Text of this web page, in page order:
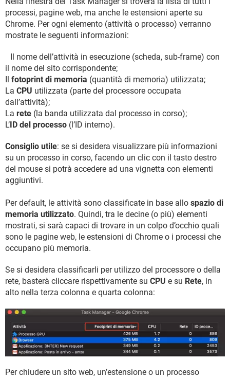
processi, pagine web, ma anche le estensioni aperte su
Chrome. Per ogni elemento (attività o processo) verranno
mostrate le seguenti informazioni:
Il nome dell’attività in esecuzione (scheda, sub-frame) con
il nome del sito corrispondente;
Il fotoprint di memoria (quantità di memoria) utilizzata;
La CPU utilizzata (parte del processore occupata
dall’attività);
La rete (la banda utilizzata dal processo in corso);
L’ID del processo (l’ID interno).
Consiglio utile: se si desidera visualizzare più informazioni
su un processo in corso, facendo un clic con il tasto destro
del mouse si potrà accedere ad una vignetta con elementi
aggiuntivi.
Per default, le attività sono classificate in base allo spazio di
memoria utilizzato. Quindi, tra le decine (o più) elementi
mostrati, si sarà capaci di trovare in un colpo d’occhio quali
sono le pagine web, le estensioni di Chrome o i processi che
occupano più memoria.
Se si desidera classificarli per utilizzo del processore o della
rete, basterà cliccare rispettivamente su CPU e su Rete, in
alto nella terza colonna e quarta colonna:
Per chiudere un sito web, un’estensione o un processo